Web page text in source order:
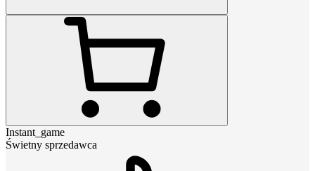
Instant_game
Świetny sprzedawca